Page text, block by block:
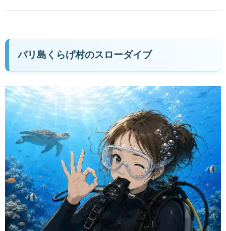
バリ島くらげ村のスローダイブ